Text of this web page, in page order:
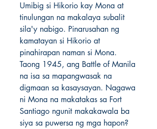
Umibig si Hikorio kay Mona at
tinulungan na makalaya subalit
sila'y nabigo. Pinarusahan ng
kamatayan si Hikorio at
pinahirapan naman si Mona.
Taong 1945, ang Battle of Manila
na isa sa mapangwasak na
digmaan sa kasaysayan. Nagawa
ni Mona na makatakas sa Fort
Santiago ngunit makakawala ba
siya sa puwersa ng mga hapon?